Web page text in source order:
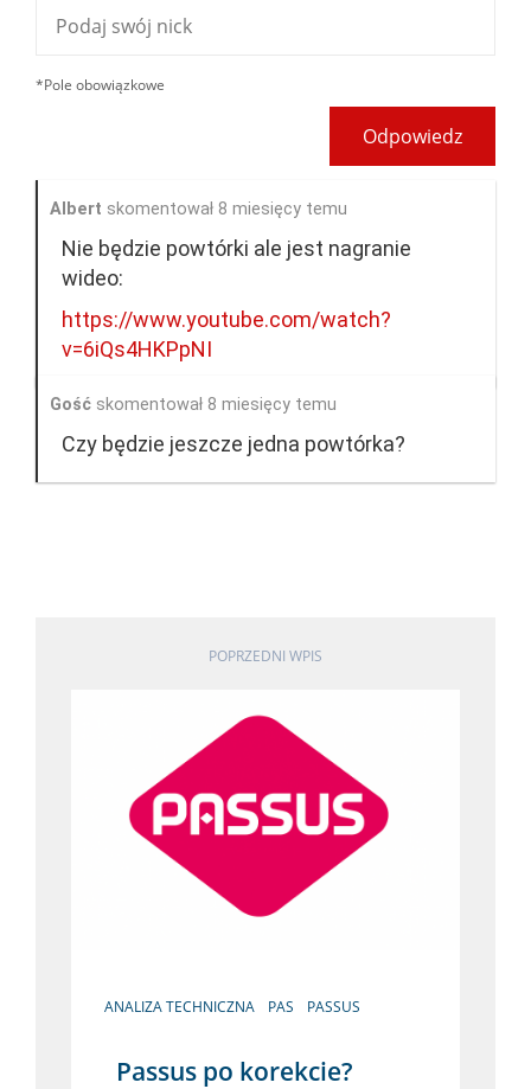
*Pole obowiązkowe
Odpowiedz
Albert skomentował 8 miesięcy temu
Nie będzie powtórki ale jest nagranie
wideo:
https://www.youtube.com/watch?
v=6iQs4HKPpNI
Gość skomentował 8 miesięcy temu
Czy będzie jeszcze jedna powtórka?
POPRZEDNI WPIS
ANALIZA TECHNICZNA PAS PASSUS
Passus po korekcie?